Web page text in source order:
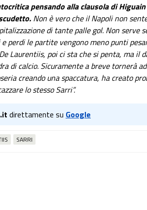
pensando alla clausola di
Non è vero che il Napoli non
di tante palle gol. Non serve
perdi le partite vengono meno punti
Laurentiis, poi ci sta che si penta, ma il
di calcio. Sicuramente a breve tornerà
creando una spaccatura, ha creato
lo stesso Sarri”.
direttamente su Google
SARRI